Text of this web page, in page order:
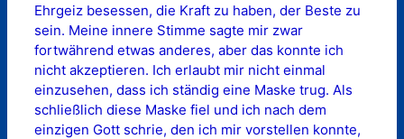
Ehrgeiz besessen, die Kraft zu haben, der Beste zu
sein. Meine innere Stimme sagte mir zwar
fortwährend etwas anderes, aber das konnte ich
nicht akzeptieren. Ich erlaubt mir nicht einmal
einzusehen, dass ich ständig eine Maske trug. Als
schließlich diese Maske fiel und ich nach dem
einzigen Gott schrie, den ich mir vorstellen konnte,